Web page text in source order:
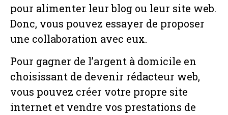
pour alimenter leur blog ou leur site web.
Donc, vous pouvez essayer de proposer
une collaboration avec eux.
Pour gagner de l’argent à domicile en
choisissant de devenir rédacteur web,
vous pouvez créer votre propre site
internet et vendre vos prestations de